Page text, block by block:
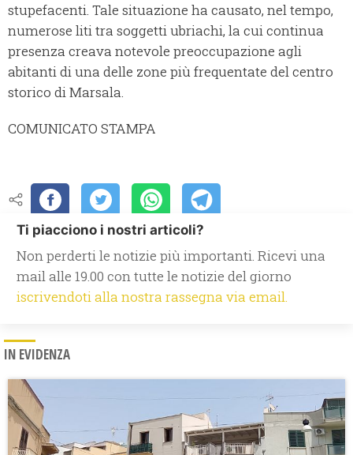
stupefacenti. Tale situazione ha causato, nel tempo,
numerose liti tra soggetti ubriachi, la cui continua
presenza creava notevole preoccupazione agli
abitanti di una delle zone più frequentate del centro
storico di Marsala.
COMUNICATO STAMPA
Ti piacciono i nostri articoli?
Non perderti le notizie più importanti. Ricevi una
mail alle 19.00 con tutte le notizie del giorno
iscrivendoti alla nostra rassegna via email.
IN EVIDENZA